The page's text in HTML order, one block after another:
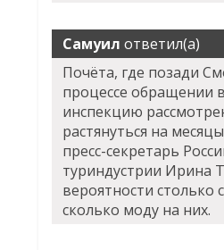
Самуил ответил(а)
Почёта, где позади
процессе обращении
инспекцию
растянуться на
пресс-секретарь
туриндустрии Ирина
вероятности столько
сколько моду на них.